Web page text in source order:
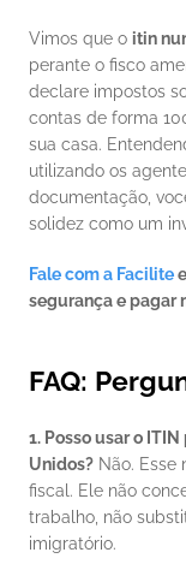
Vimos que o itin
perante o fisco
declare impostos
contas de forma
sua casa.
utilizando os
documentação,
solidez como um
Fale com a Facilite
segurança e pagar
FAQ:
1. Posso usar o
Unidos? Não.
fiscal. Ele não
trabalho, não
imigratório.